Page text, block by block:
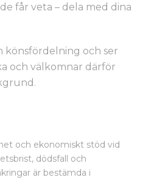
får veta – dela med dina
könsfördelning och ser
och välkomnar därför
och ekonomiskt stöd vid
dödsfall och
är bestämda i